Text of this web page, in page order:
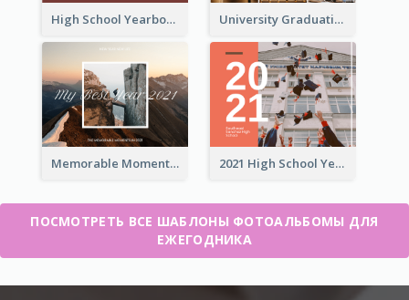
High School Yearbook Photo Book University Graduation Yearbook Photo Book
Memorable Moments Yearbook Photo Book 2021 High School Yearbook Photo Book
ПОСМОТРЕТЬ ВСЕ ШАБЛОНЫ ФОТОАЛЬБОМЫ ДЛЯ
ЕЖЕГОДНИКА